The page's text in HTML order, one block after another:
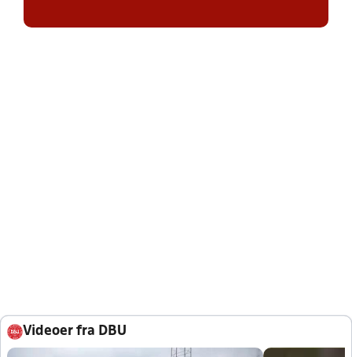
Videoer fra DBU